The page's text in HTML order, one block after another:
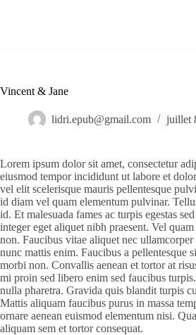
Vincent & Jane
lidri.epub@gmail.com juillet
Lorem ipsum dolor sit amet, consectetur
eiusmod tempor incididunt ut labore et
vel elit scelerisque mauris pellentesque
id diam vel quam elementum pulvinar.
id. Et malesuada fames ac turpis egestas
integer eget aliquet nibh praesent. Vel
non. Faucibus vitae aliquet nec
nunc mattis enim. Faucibus a pellentesque
morbi non. Convallis aenean et tortor at
mi proin sed libero enim sed faucibus
nulla pharetra. Gravida quis blandit turpis
Mattis aliquam faucibus purus in massa
ornare aenean euismod elementum nisi.
aliquam sem et tortor consequat.